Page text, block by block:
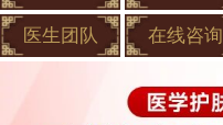
医生团队 在线咨询